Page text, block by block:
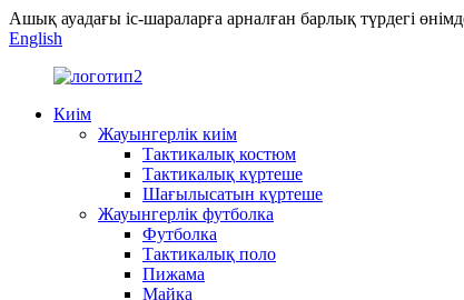
Ашық ауадағы іс-шараларға арналған барлық түрдегі
English
Киім
Жауынгерлік киім
Тактикалық костюм
Тактикалық күртеше
Шағылысатын күртеше
Жауынгерлік футболка
Футболка
Тактикалық поло
Пижама
Майка